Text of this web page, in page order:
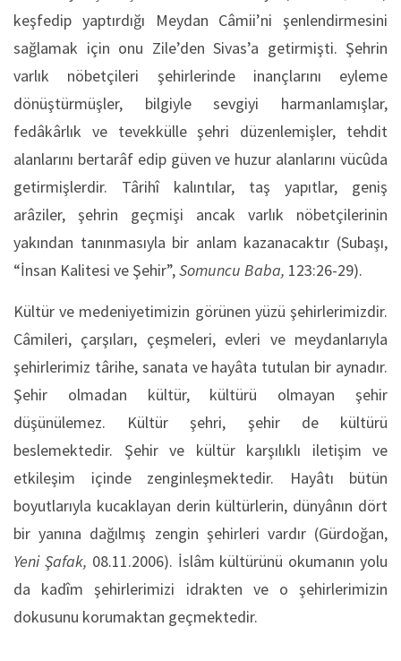
keşfedip yaptırdığı Meydan Câmii’ni şenlendirmesini
sağlamak için onu Zile’den Sivas’a getirmişti. Şehrin
varlık nöbetçileri şehirlerinde inançlarını eyleme
dönüştürmüşler, bilgiyle sevgiyi harmanlamışlar,
fedâkârlık ve tevekkülle şehri düzenlemişler, tehdit
alanlarını bertarâf edip güven ve huzur alanlarını vücûda
getirmişlerdir. Târihî kalıntılar, taş yapıtlar, geniş
arâziler, şehrin geçmişi ancak varlık nöbetçilerinin
yakından tanınmasıyla bir anlam kazanacaktır (Subaşı,
“İnsan Kalitesi ve Şehir”,Somuncu Baba, 123:26-29).
Kültür ve medeniyetimizin görünen yüzü şehirlerimizdir.
Câmileri, çarşıları, çeşmeleri, evleri ve meydanlarıyla
şehirlerimiz târihe, sanata ve hayâta tutulan bir aynadır.
Şehir olmadan kültür, kültürü olmayan şehir
düşünülemez. Kültür şehri, şehir de kültürü
beslemektedir. Şehir ve kültür karşılıklı iletişim ve
etkileşim içinde zenginleşmektedir. Hayâtı bütün
boyutlarıyla kucaklayan derin kültürlerin, dünyânın dört
bir yanına dağılmış zengin şehirleri vardır (Gürdoğan,
Yeni Şafak, 08.11.2006). İslâm kültürünü okumanın yolu
da kadîm şehirlerimizi idrakten ve o şehirlerimizin
dokusunu korumaktan geçmektedir.